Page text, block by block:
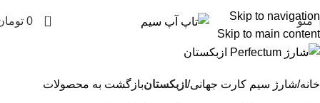
Skip to navigation
Skip to main content
منو 0
0
خانه شارژ سیم کارت جهانی ازبکستانبازگشت به محصولات